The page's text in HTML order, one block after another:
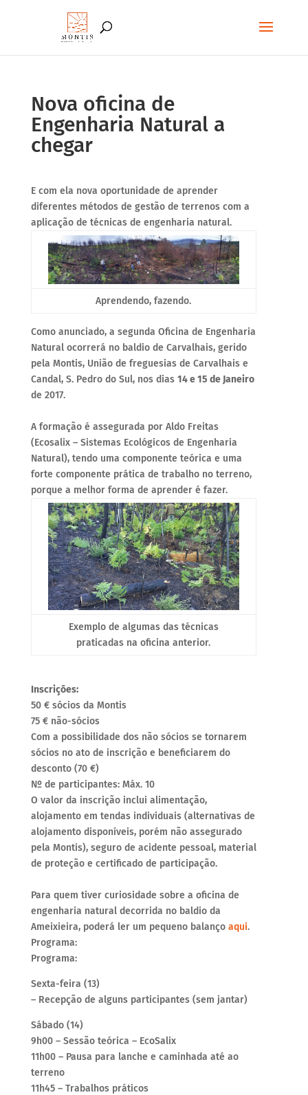
Nova oficina de
Engenharia Natural a
chegar
E com ela nova oportunidade de aprender
diferentes métodos de gestão de terrenos com a
aplicação de técnicas de engenharia natural.
Aprendendo, fazendo.
Como anunciado, a segunda Oficina de Engenharia
Natural ocorrerá no baldio de Carvalhais, gerido
pela Montis, União de freguesias de Carvalhais e
Candal, S. Pedro do Sul, nos dias 14 e 15 de Janeiro
de 2017.
A formação é assegurada por Aldo Freitas
(Ecosalix – Sistemas Ecológicos de Engenharia
Natural), tendo uma componente teórica e uma
forte componente prática de trabalho no terreno,
porque a melhor forma de aprender é fazer.
Exemplo de algumas das técnicas
praticadas na oficina anterior.
Inscrições:
50 € sócios da Montis
75 € não-sócios
Com a possibilidade dos não sócios se tornarem
sócios no ato de inscrição e beneficiarem do
desconto (70 €)
Nº de participantes: Máx. 10
O valor da inscrição inclui alimentação,
alojamento em tendas individuais (alternativas de
alojamento disponíveis, porém não assegurado
pela Montis), seguro de acidente pessoal, material
de proteção e certificado de participação.
Para quem tiver curiosidade sobre a oficina de
engenharia natural decorrida no baldio da
Ameixieira, poderá ler um pequeno balanço aqui.
Programa:
Programa:
Sexta-feira (13)
– Recepção de alguns participantes (sem jantar)
Sábado (14)
9h00 – Sessão teórica – EcoSalix
11h00 – Pausa para lanche e caminhada até ao
terreno
11h45 – Trabalhos práticos